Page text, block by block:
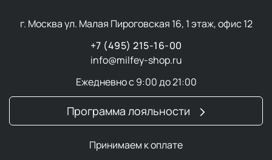
г. Москва ул. Малая Пироговская 16, 1 этаж, офис 12
+7 (495) 215-16-00
info@milfey-shop.ru
Ежедневно с 9:00 до 21:00
Программа лояльности
Принимаем к оплате